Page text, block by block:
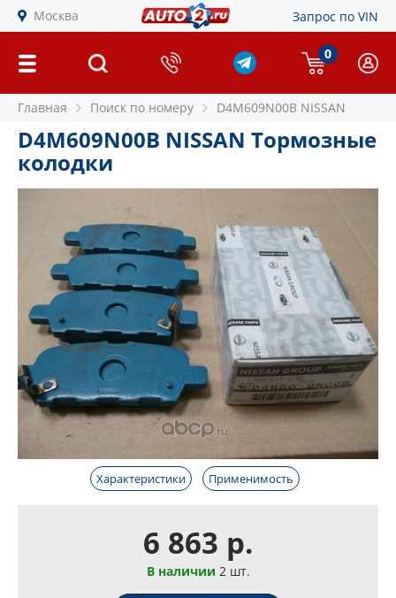
Москва Запрос по VIN
0
Главная Поиск по номеру D4M609N00B NISSAN
D4M609N00B NISSAN Тормозные
колодки
Характеристики Применимость
6 863 р.
В наличии 2 шт.